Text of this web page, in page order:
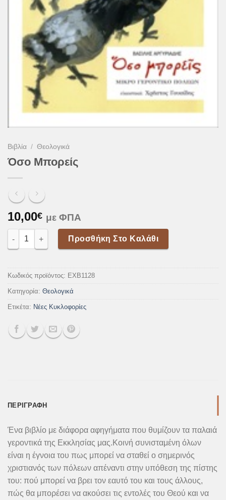
Βιβλία / Θεολογικά
Όσο Μπορείς
10,00€ με ΦΠΑ
Όσο Μπορείς ποσότητα
Προσθήκη Στο Καλάθι
Κωδικός προϊόντος: EXB1128
Κατηγορία: Θεολογικά
Ετικέτα: Νέες Κυκλοφορίες
ΠΕΡΙΓΡΑΦΉ
Ένα βιβλίο με διάφορα αφηγήματα που θυμίζουν τα παλαιά
γεροντικά της Εκκλησίας μας.Κοινή συνισταμένη όλων
είναι η έγνοια του πως μπορεί να σταθεί ο σημερινός
χριστιανός των πόλεων απέναντι στην υπόθεση της πίστης
του: πού μπορεί να βρει τον εαυτό του και τους άλλους,
πώς θα μπορέσει να ακούσει τις εντολές του Θεού και να